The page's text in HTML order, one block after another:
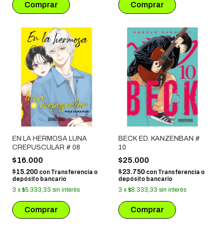
EN LA HERMOSA LUNA
CREPUSCULAR # 08
$16.000
$15.200 con Transferencia o
depósito bancario
3 x $5.333,33 sin interés
BECK ED. KANZENBAN #
10
$25.000
$23.750 con Transferencia o
depósito bancario
3 x $8.333,33 sin interés